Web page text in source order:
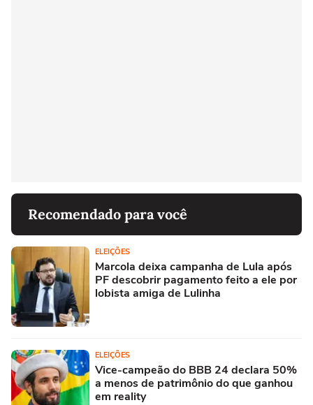
Recomendado para você
ELEIÇÕES
Marcola deixa campanha de Lula após
PF descobrir pagamento feito a ele por
lobista amiga de Lulinha
ELEIÇÕES
Vice-campeão do BBB 24 declara 50%
a menos de patrimônio do que ganhou
em reality